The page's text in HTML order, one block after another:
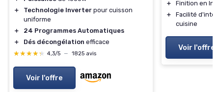
＋
Technologie Inverter pour cuisson
uniforme
＋
24 Programmes Automatiques
＋
Dés décongélation efficace
★★★★★
★★★★★ 4,3/5 — 1825 avis
Voir l'offre
＋
Finition en
＋
Facilité
cuisine
Voir l'offre